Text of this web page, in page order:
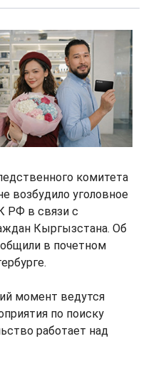
комитета
возбудило уголовное
РФ в связи с
Кыргызстана. Об
в почетном
момент ведутся
по поиску
работает над